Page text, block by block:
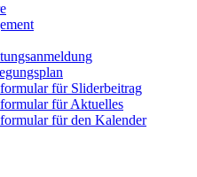
für Sliderbeitrag
für Aktuelles
für den Kalender